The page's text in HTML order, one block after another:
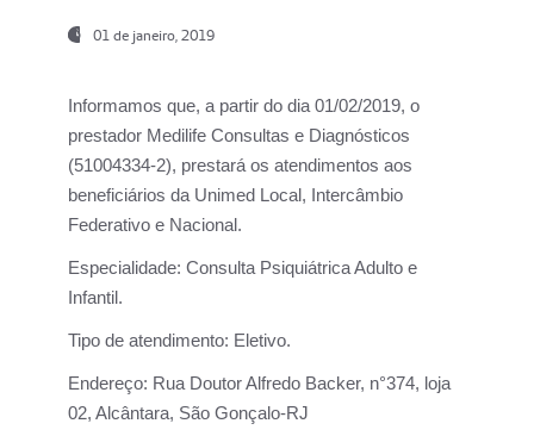
01 de janeiro, 2019
Informamos que, a partir do dia 01/02/2019, o
prestador Medilife Consultas e Diagnósticos
(51004334-2), prestará os atendimentos aos
beneficiários da Unimed Local, Intercâmbio
Federativo e Nacional.
Especialidade: Consulta Psiquiátrica Adulto e
Infantil.
Tipo de atendimento: Eletivo.
Endereço: Rua Doutor Alfredo Backer, n°374, loja
02, Alcântara, São Gonçalo-RJ